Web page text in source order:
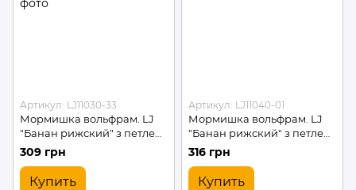
Артикул: LJ11030-33
Мормишка вольфрам. LJ
"Банан рижский" з петлею
(кол.33) 3мм. 0.95г/ *5 шт
309 грн
Купить
Артикул: LJ11040-01
Мормишка вольфрам. LJ
"Банан рижский" з петлею
(мідь). 4мм. 1.35г/ *5 шт
316 грн
Купить